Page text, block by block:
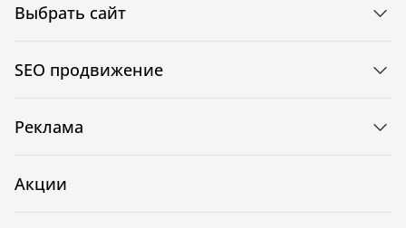
Выбрать сайт
SEO продвижение
Реклама
Акции